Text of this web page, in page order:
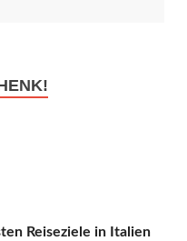
Reiseziele in Italien